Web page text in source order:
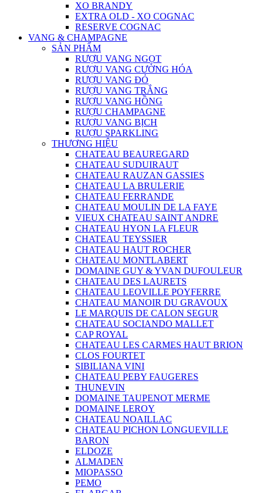
XO BRANDY
EXTRA OLD - XO COGNAC
RESERVE COGNAC
VANG & CHAMPAGNE
SẢN PHẨM
RƯỢU VANG NGỌT
RƯỢU VANG CƯỜNG HÓA
RƯỢU VANG ĐỎ
RƯỢU VANG TRẮNG
RƯỢU VANG HỒNG
RƯỢU CHAMPAGNE
RƯỢU VANG BỊCH
RƯỢU SPARKLING
THƯƠNG HIỆU
CHATEAU BEAUREGARD
CHATEAU SUDUIRAUT
CHATEAU RAUZAN GASSIES
CHATEAU LA BRULERIE
CHATEAU FERRANDE
CHATEAU MOULIN DE LA FAYE
VIEUX CHATEAU SAINT ANDRE
CHATEAU HYON LA FLEUR
CHATEAU TEYSSIER
CHATEAU HAUT ROCHER
CHATEAU MONTLABERT
DOMAINE GUY & YVAN DUFOULEUR
CHATEAU DES LAURETS
CHATEAU LEOVILLE POYFERRE
CHATEAU MANOIR DU GRAVOUX
LE MARQUIS DE CALON SEGUR
CHATEAU SOCIANDO MALLET
CAP ROYAL
CHATEAU LES CARMES HAUT BRION
CLOS FOURTET
SIBILIANA VINI
CHATEAU PEBY FAUGERES
THUNEVIN
DOMAINE TAUPENOT MERME
DOMAINE LEROY
CHATEAU NOAILLAC
CHATEAU PICHON LONGUEVILLE
BARON
ELDOZE
ALMADEN
MIOPASSO
PEMO